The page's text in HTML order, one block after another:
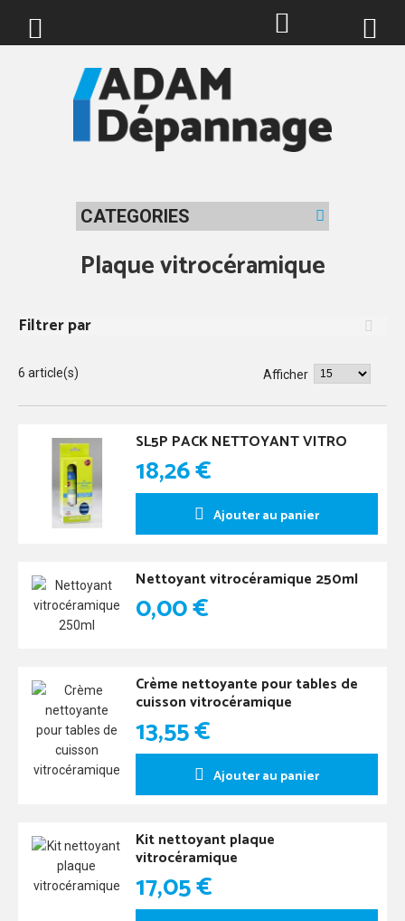
CATEGORIES
Plaque vitrocéramique
Filtrer par
6 article(s) Afficher
SL5P PACK NETTOYANT VITRO
18,26 €
Ajouter au panier
Nettoyant vitrocéramique 250ml
0,00 €
Crème nettoyante pour tables de
cuisson vitrocéramique
13,55 €
Ajouter au panier
Kit nettoyant plaque
vitrocéramique
17,05 €